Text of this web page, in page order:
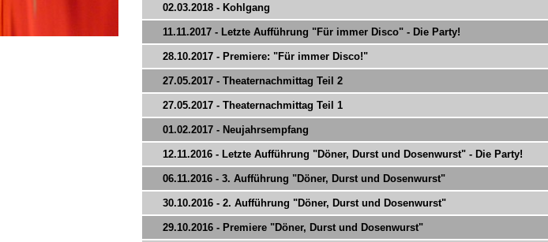
02.03.2018 - Kohlgang
11.11.2017 - Letzte Aufführung "Für immer Disco" - Die Party!
28.10.2017 - Premiere: "Für immer Disco!"
27.05.2017 - Theaternachmittag Teil 2
27.05.2017 - Theaternachmittag Teil 1
01.02.2017 - Neujahrsempfang
12.11.2016 - Letzte Aufführung "Döner, Durst und Dosenwurst" - Die Party!
06.11.2016 - 3. Aufführung "Döner, Durst und Dosenwurst"
30.10.2016 - 2. Aufführung "Döner, Durst und Dosenwurst"
29.10.2016 - Premiere "Döner, Durst und Dosenwurst"